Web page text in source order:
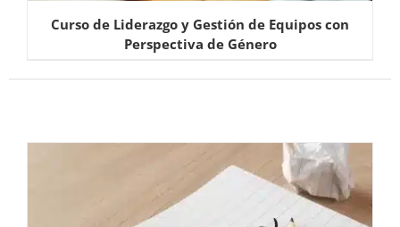
Curso de Liderazgo y Gestión de Equipos con
Perspectiva de Género